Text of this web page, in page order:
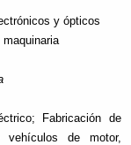
y ópticos
Fabricación de
vehículos de motor,